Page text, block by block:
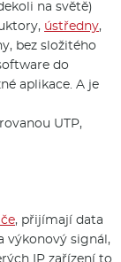
na světě)
ústředny,
bez složitého
do
aplikace. A je
UTP,
, přijímají data
výkonový signál,
IP zařízení to